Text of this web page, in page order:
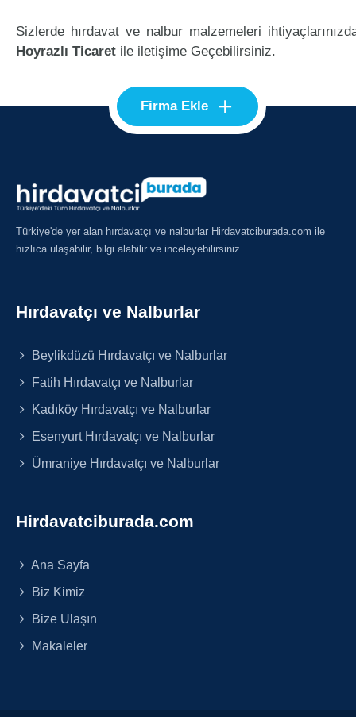
Sizlerde hırdavat ve nalbur malzemeleri
Hoyrazlı Ticaret ile iletişime Geçebilirsiniz.
Firma Ekle +
Türkiye'de yer alan hırdavatçı ve nalburlar Hirdavatciburada.com ile
hızlıca ulaşabilir, bilgi alabilir ve inceleyebilirsiniz.
Hırdavatçı ve Nalburlar
Beylikdüzü Hırdavatçı ve Nalburlar
Fatih Hırdavatçı ve Nalburlar
Kadıköy Hırdavatçı ve Nalburlar
Esenyurt Hırdavatçı ve Nalburlar
Ümraniye Hırdavatçı ve Nalburlar
Hirdavatciburada.com
Ana Sayfa
Biz Kimiz
Bize Ulaşın
Makaleler